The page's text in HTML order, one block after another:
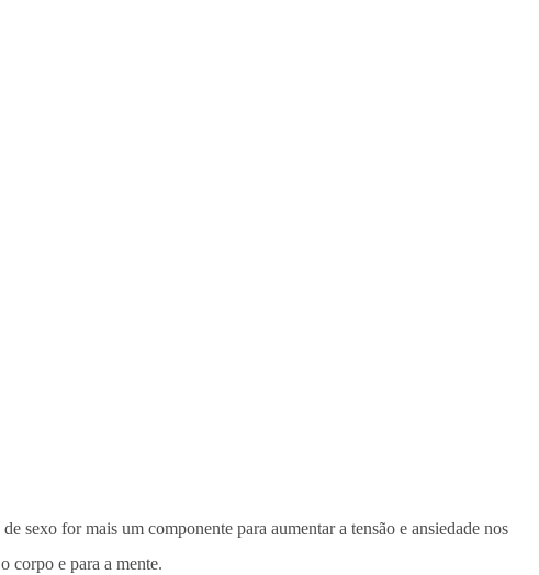
sexo for mais um componente para aumentar a tensão e ansiedade nos
corpo e para a mente.